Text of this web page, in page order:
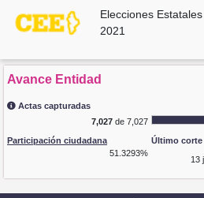
Elecciones
2021
Avance Entidad
Actas capturadas
7,027de 7,027
Participación ciudadana
51.3293%
Último corte
13